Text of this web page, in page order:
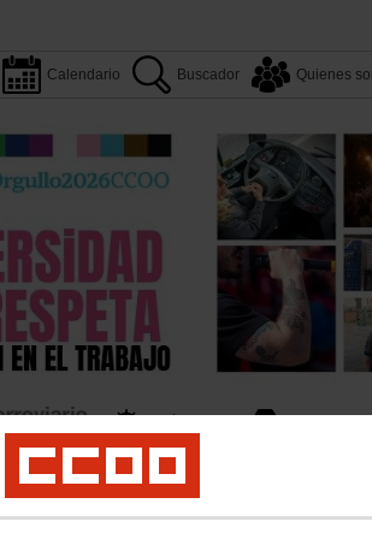
Calendario Buscador Quienes
Quienes somos